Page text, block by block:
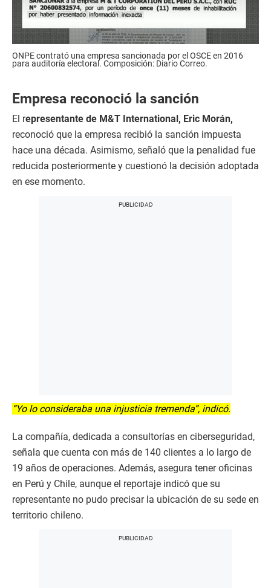
ONPE contrató una empresa sancionada por el OSCE en 2016
para auditoría electoral. Composición: Diario Correo.
Empresa reconoció la sanción
El representante de M&T International, Eric Morán,
reconoció que la empresa recibió la sanción impuesta
hace una década. Asimismo, señaló que la penalidad fue
reducida posteriormente y cuestionó la decisión adoptada
en ese momento.
“Yo lo consideraba una injusticia tremenda”, indicó.
La compañía, dedicada a consultorías en ciberseguridad,
señala que cuenta con más de 140 clientes a lo largo de
19 años de operaciones. Además, asegura tener oficinas
en Perú y Chile, aunque el reportaje indicó que su
representante no pudo precisar la ubicación de su sede en
territorio chileno.